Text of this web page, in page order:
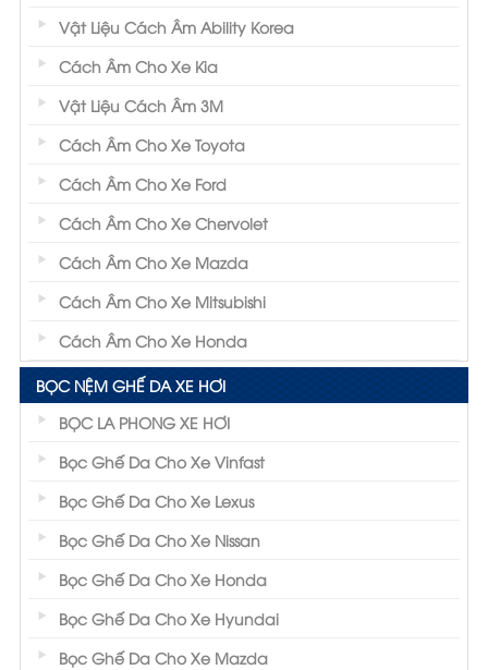
Vật Liệu Cách Âm Ability Korea
Cách Âm Cho Xe Kia
Vật Liệu Cách Âm 3M
Cách Âm Cho Xe Toyota
Cách Âm Cho Xe Ford
Cách Âm Cho Xe Chervolet
Cách Âm Cho Xe Mazda
Cách Âm Cho Xe Mitsubishi
Cách Âm Cho Xe Honda
BỌC NỆM GHẾ DA XE HƠI
BỌC LA PHONG XE HƠI
Bọc Ghế Da Cho Xe Vinfast
Bọc Ghế Da Cho Xe Lexus
Bọc Ghế Da Cho Xe Nissan
Bọc Ghế Da Cho Xe Honda
Bọc Ghế Da Cho Xe Hyundai
Bọc Ghế Da Cho Xe Mazda